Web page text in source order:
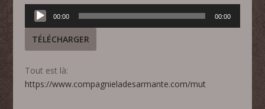
Lecteur
audio
00:00 00:00
TÉLÉCHARGER
Tout est là:
https://www.compagnieladesarmante.com/mut